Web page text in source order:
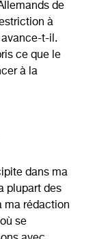
de
à
avance-t-il.
ce que le
à la
dans ma
plupart des
ma rédaction
se